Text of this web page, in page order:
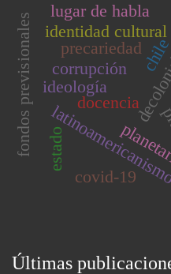
docencia
precariedad
identidad cultural
covid-19
ideología
estado
fondos previsionales
lugar de habla
corrupción
Últimas